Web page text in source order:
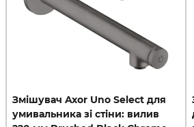
Змішувач Axor Uno Select для
умивальника зі стіни: вилив